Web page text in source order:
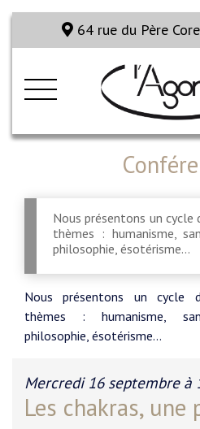
64 rue du Père
Nous présentons un cycle
thèmes : humanisme,
philosophie, ésotérisme...
Nous présentons un cycle
thèmes : humanisme,
philosophie, ésotérisme...
Mercredi 16 septembre à
Les chakras, une